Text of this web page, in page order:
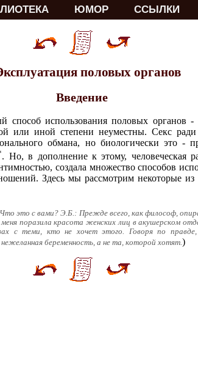
ЮМОР ССЫЛКИ
половых органов
Введение
способ использования половых органов
или иной степени неуместны. Секс ради
обмана, но биологически это -
. Но, в дополнение к этому, человеческая
создала множество способов
Здесь мы рассмотрим некоторые из
это с вами? Э.Б.: Прежде всего, как философ,
поразила красота женских лиц в акушерском
с теми, кто не хочет этого. Говоря по
беременность, а не та, которой хотят.)